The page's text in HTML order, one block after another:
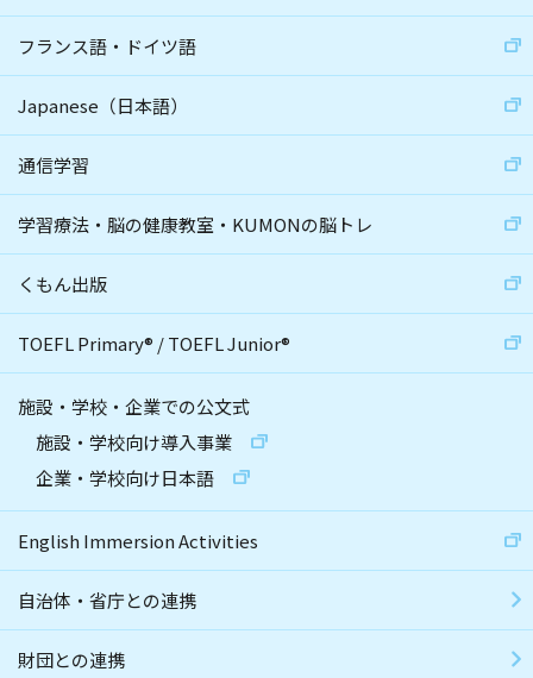
フランス語・ドイツ語
Japanese（日本語）
通信学習
学習療法・脳の健康教室・KUMONの脳トレ
くもん出版
TOEFL Primary® /TOEFL Junior®
施設・学校・企業での公文式
施設・学校向け導入事業
企業・学校向け日本語
English Immersion Activities
自治体・省庁との連携
財団との連携